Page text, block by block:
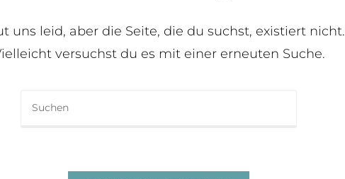
uns leid, aber die Seite, die du suchst, existiert nicht.
versuchst du es mit einer erneuten Suche.